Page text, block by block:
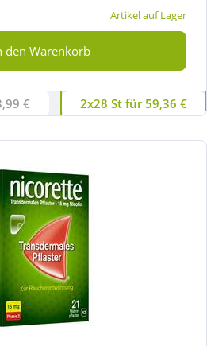
Artikel auf Lager
den Warenkorb
€ 2x28 St für 59,36 €